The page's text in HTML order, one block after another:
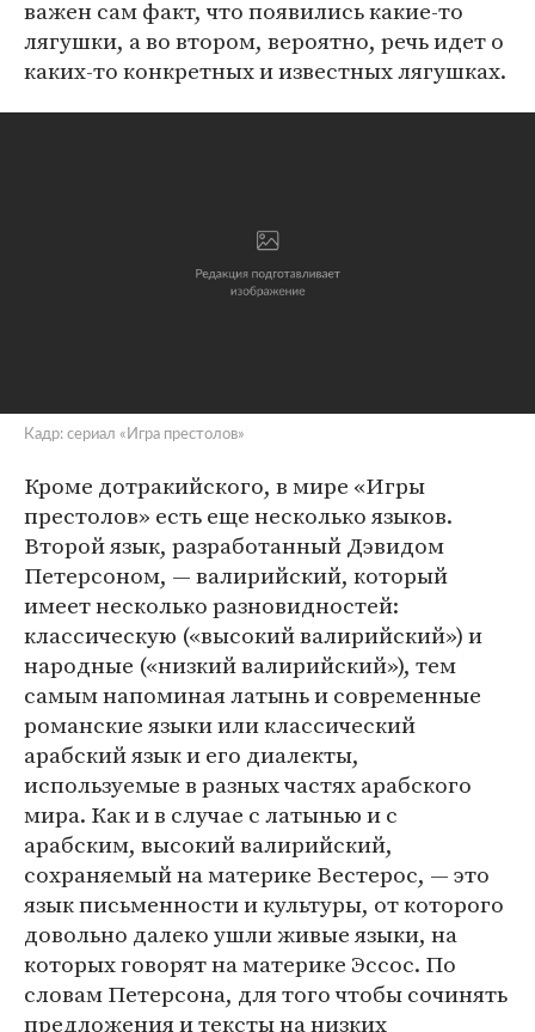
важен сам факт, что появились какие-то
лягушки, а во втором, вероятно, речь идет о
каких-то конкретных и известных лягушках.
Кадр: сериал «Игра престолов»
Кроме дотракийского, в мире «Игры
престолов» есть еще несколько языков.
Второй язык, разработанный Дэвидом
Петерсоном, — валирийский, который
имеет несколько разновидностей:
классическую («высокий валирийский») и
народные («низкий валирийский»), тем
самым напоминая латынь и современные
романские языки или классический
арабский язык и его диалекты,
используемые в разных частях арабского
мира. Как и в случае с латынью и с
арабским, высокий валирийский,
сохраняемый на материке Вестерос, — это
язык письменности и культуры, от которого
довольно далеко ушли живые языки, на
которых говорят на материке Эссос. По
словам Петерсона, для того чтобы сочинять
предложения и тексты на низких